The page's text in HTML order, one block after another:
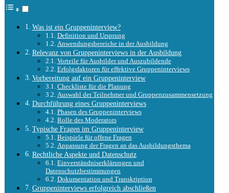
Was ist ein Gruppeninterview?
Definition und Ursprung
Anwendungsbereiche in der Ausbildung
Relevanz von Gruppeninterviews in der Ausbildung
Vorteile für Ausbilder und Auszubildende
Erfolgsfaktoren für effektive Gruppeninterviews
Vorbereitung auf ein Gruppeninterview
Checkliste für die Planung
Auswahl der Teilnehmer und Gruppenzusammensetzung
Durchführung eines Gruppeninterviews
Phasen des Gruppeninterviews
Rolle des Moderators
Typische Fragen im Gruppeninterview
Beispiele für offene Fragen
Anpassung der Fragen an das Ausbildungsthema
Rechtliche Aspekte und Datenschutz
Einverständniserklärungen und
Datenschutzbestimmungen
Dokumentation und Transkription
Gruppeninterviews erfolgreich abschließen